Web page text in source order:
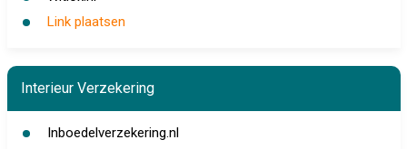
Link plaatsen
Interieur Verzekering
Inboedelverzekering.nl